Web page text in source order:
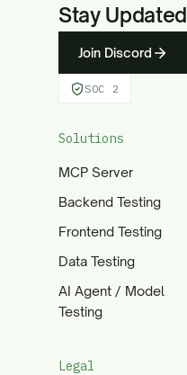
Stay Updated
Join Discord
SOC 2
Solutions
MCP Server
Backend Testing
Frontend Testing
Data Testing
AI Agent / Model
Testing
Legal